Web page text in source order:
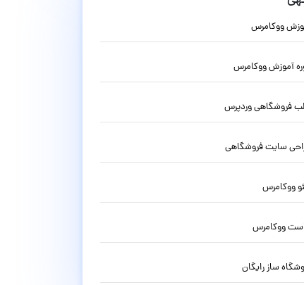
ووکامرس
آموزش ووکامرس
فروشگاهی وردپرس
سایت فروشگاهی
ووکامرس
ووکامرس
ساز رایگان